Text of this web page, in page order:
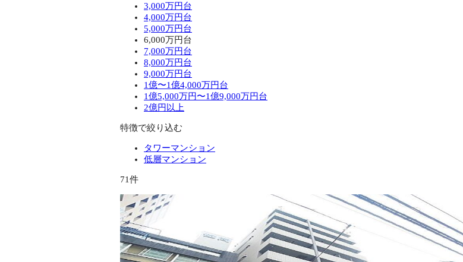
3,000万円台
4,000万円台
5,000万円台
6,000万円台
7,000万円台
8,000万円台
9,000万円台
1億〜1億4,000万円台
1億5,000万円〜1億9,000万円台
2億円以上
特徴で絞り込む
タワーマンション
低層マンション
71件